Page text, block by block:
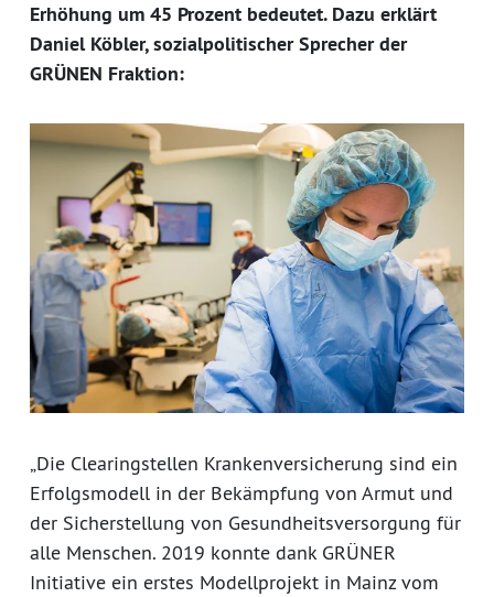
Erhöhung um 45 Prozent bedeutet. Dazu erklärt
Daniel Köbler, sozialpolitischer Sprecher der
GRÜNEN Fraktion:
„Die Clearingstellen Krankenversicherung sind ein
Erfolgsmodell in der Bekämpfung von Armut und
der Sicherstellung von Gesundheitsversorgung für
alle Menschen. 2019 konnte dank GRÜNER
Initiative ein erstes Modellprojekt in Mainz vom